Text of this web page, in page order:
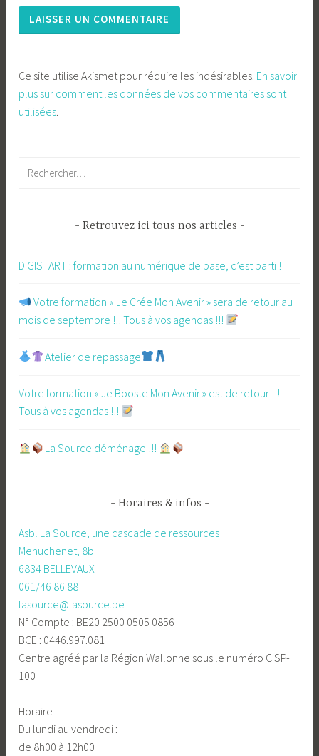
Ce site utilise Akismet pour réduire les indésirables. En savoir
plus sur comment les données de vos commentaires sont
utilisées
Retrouvez ici tous nos articles
DIGISTART : formation au numérique de base, c’est parti !
​ Votre formation « Je Crée Mon Avenir » sera de retour au
mois de septembre !!! Tous à vos agendas !!!
Atelier de repassage​
Votre formation « Je Booste Mon Avenir » est de retour !!!
Tous à vos agendas !!!
​La Source déménage !!!
Horaires & infos
Asbl La Source, une cascade de ressources
Menuchenet, 8b
6834 BELLEVAUX
061/46 86 88
lasource@lasource.be
N° Compte : BE20 2500 0505 0856
BCE : 0446.997.081
Centre agréé par la Région Wallonne sous le numéro CISP-
100
Horaire :
Du lundi au vendredi :
de 8h00 à 12h00